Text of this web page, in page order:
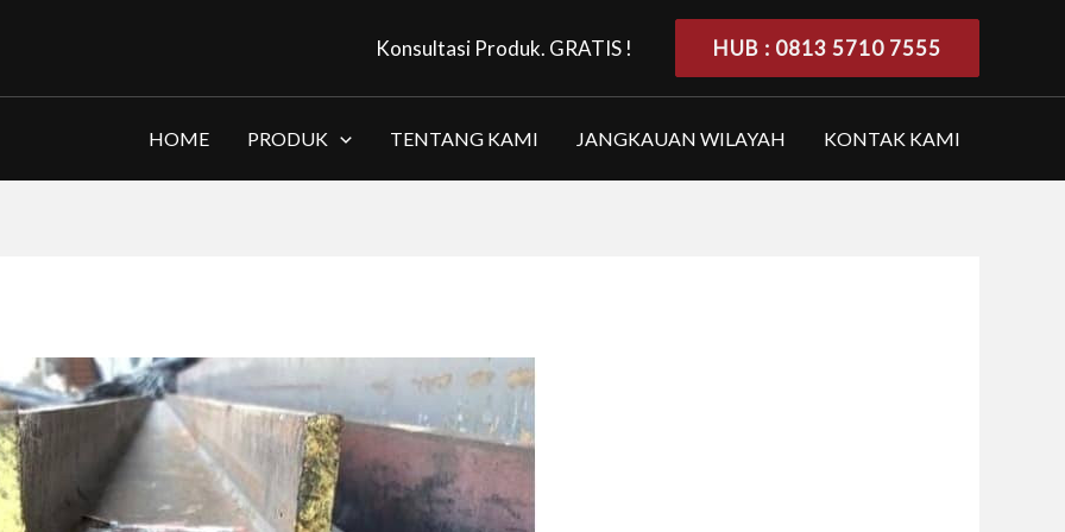
Konsultasi Produk. GRATIS ! HUB : 0813 5710 7555
HOME PRODUK TENTANG KAMI JANGKAUAN WILAYAH KONTAK KAMI